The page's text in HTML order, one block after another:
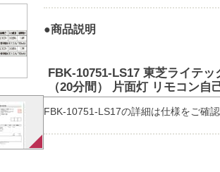
●商品説明
FBK-10751-LS17 東芝ライテ
（20分間） 片面灯 リモコン自
FBK-10751-LS17の詳細は仕様をご確認